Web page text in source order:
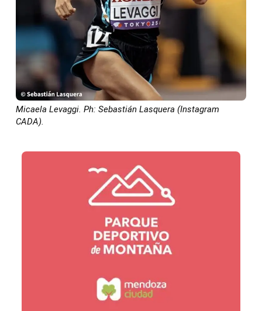
Micaela Levaggi. Ph: Sebastián Lasquera (Instagram
CADA).